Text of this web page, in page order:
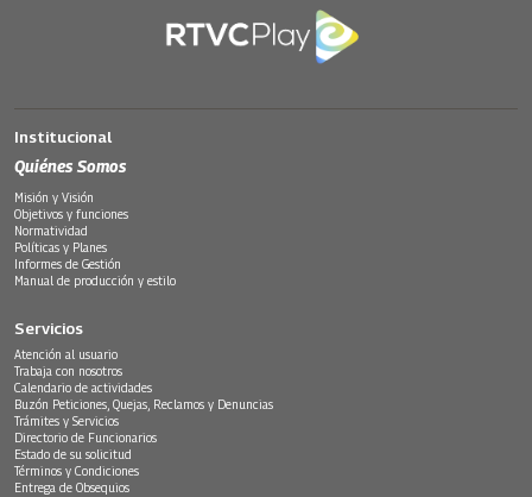
Institucional
Quiénes Somos
Misión y Visión
Objetivos y funciones
Normatividad
Políticas y Planes
Informes de Gestión
Manual de producción y estilo
Servicios
Atención al usuario
Trabaja con nosotros
Calendario de actividades
Buzón Peticiones, Quejas, Reclamos y Denuncias
Trámites y Servicios
Directorio de Funcionarios
Estado de su solicitud
Términos y Condiciones
Entrega de Obsequios